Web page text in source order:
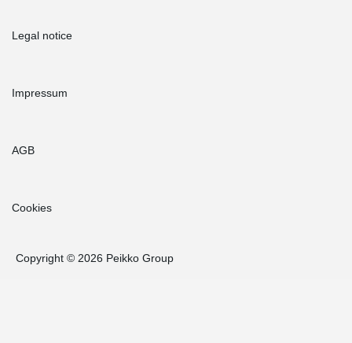
Legal notice
Impressum
AGB
Cookies
Copyright © 2026 Peikko Group